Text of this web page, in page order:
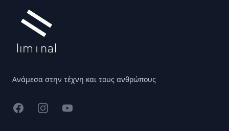
Ανάμεσα στην τέχνη και τους ανθρώπους
FacebookInstagramYouTube